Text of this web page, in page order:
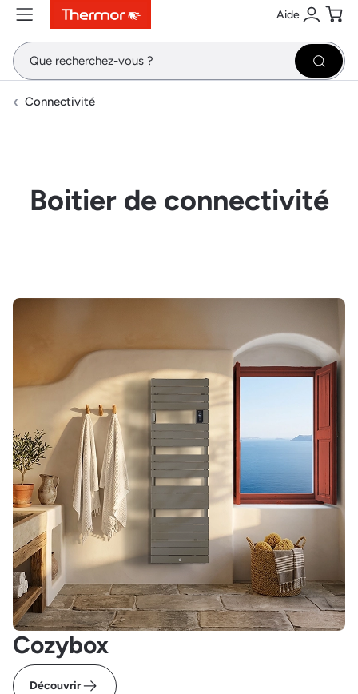
ContenuMenuRecherche Aide
Se
Connectivité
Boitier de connectivité
Cozybox
Découvrir